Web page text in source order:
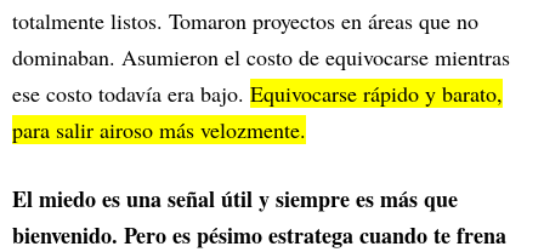
totalmente listos. Tomaron proyectos en áreas que no
dominaban. Asumieron el costo de equivocarse mientras
ese costo todavía era bajo. Equivocarse rápido y barato,
para salir airoso más velozmente.
El miedo es una señal útil y siempre es más que
bienvenido. Pero es pésimo estratega cuando te frena